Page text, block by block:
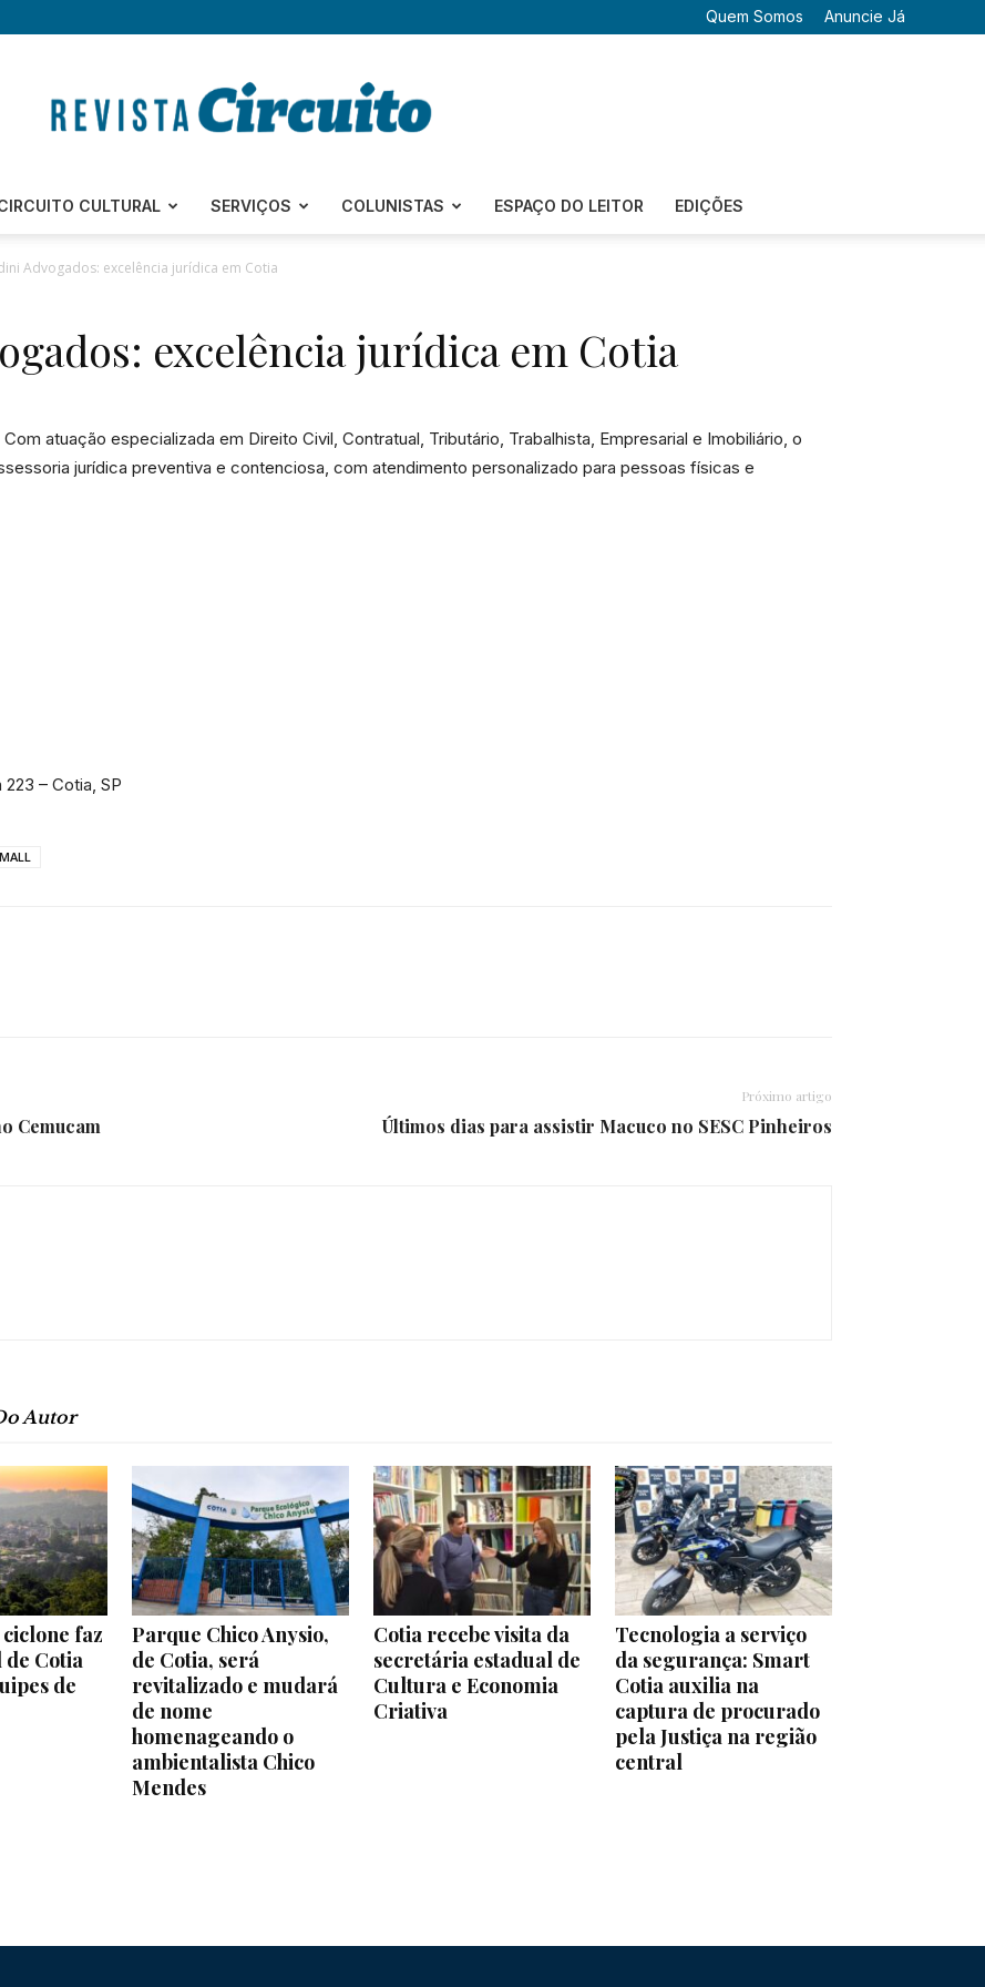
Quem Somos Anuncie Já
Revista
Circuito
e
Região
CULTURAL SERVIÇOS COLUNISTAS ESPAÇO DO LEITOR EDIÇÕES
Advogados: excelência jurídica em Cotia
excelência jurídica em Cotia
Com atuação especializada em Direito Civil, Contratual, Tributário, Trabalhista, Empresarial e Imobiliário, o
jurídica preventiva e contenciosa, com atendimento personalizado para pessoas físicas e
– Cotia, SP
Cemucam
Próximo artigo
Últimos dias para assistir Macuco no SESC Pinheiros
Autor
faz
de Cotia
de
Parque Chico Anysio,
de Cotia, será
revitalizado e mudará
de nome
homenageando o
ambientalista Chico
Mendes
Cotia recebe visita da
secretária estadual de
Cultura e Economia
Criativa
Tecnologia a serviço
da segurança: Smart
Cotia auxilia na
captura de procurado
pela Justiça na região
central